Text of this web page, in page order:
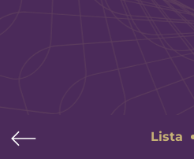
Lista